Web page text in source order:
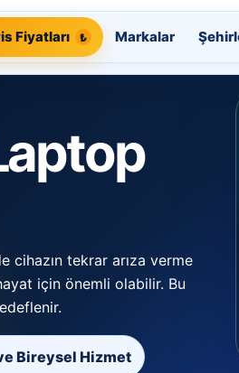
Fiyatları Markalar
cihazın tekrar arıza verme
için önemli olabilir. Bu
Bireysel Hizmet